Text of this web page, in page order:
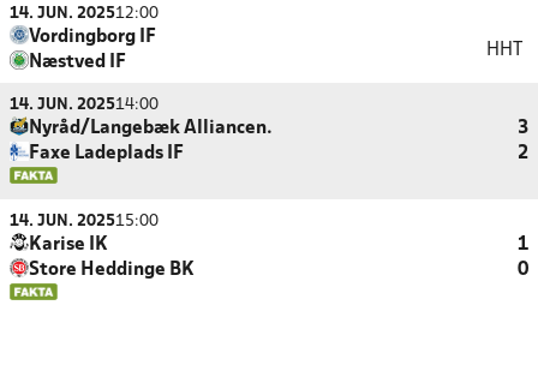
14. JUN. 202512:00
Vordingborg IF
Næstved IF
HHT
14. JUN. 202514:00
Nyråd/Langebæk Alliancen.
3
Faxe Ladeplads IF
2
14. JUN. 202515:00
Karise IK
1
Store Heddinge BK
0